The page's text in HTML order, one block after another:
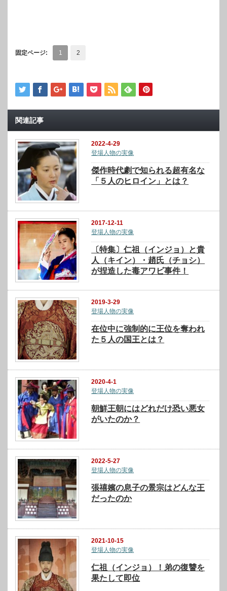
固定ページ: 1 2
関連記事
2022-4-29
登場人物の実像
傑作時代劇で知られる超有名な
「５人のヒロイン」とは？
2017-12-11
登場人物の実像
〔特集〕仁祖（インジョ）と貴
人（キイン）・趙氏（チョシ）
が捏造した毒アワビ事件！
2019-3-29
登場人物の実像
在位中に強制的に王位を奪われ
た５人の国王とは？
2020-4-1
登場人物の実像
朝鮮王朝にはどれだけ恐い悪女
がいたのか？
2022-5-27
登場人物の実像
張禧嬪の息子の景宗はどんな王
だったのか
2021-10-15
登場人物の実像
仁祖（インジョ）！弟の復讐を
果たして即位